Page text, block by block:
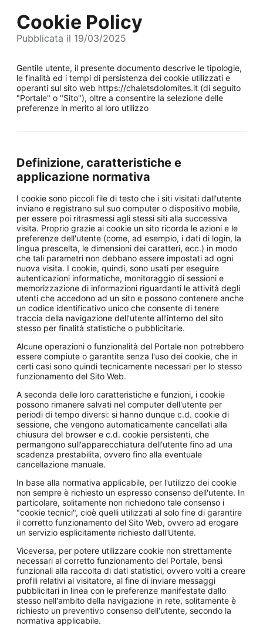
Cookie Policy
Pubblicata il 19/03/2025
Gentile utente, il presente documento descrive le tipologie,
le finalità ed i tempi di persistenza dei cookie utilizzati e
operanti sul sito web https://chaletsdolomites.it (di seguito
"Portale" o "Sito"), oltre a consentire la selezione delle
preferenze in merito al loro utilizzo
Definizione, caratteristiche e
applicazione normativa
I cookie sono piccoli file di testo che i siti visitati dall'utente
inviano e registrano sul suo computer o dispositivo mobile,
per essere poi ritrasmessi agli stessi siti alla successiva
visita. Proprio grazie ai cookie un sito ricorda le azioni e le
preferenze dell'utente (come, ad esempio, i dati di login, la
lingua prescelta, le dimensioni dei caratteri, ecc.) in modo
che tali parametri non debbano essere impostati ad ogni
nuova visita. I cookie, quindi, sono usati per eseguire
autenticazioni informatiche, monitoraggio di sessioni e
memorizzazione di informazioni riguardanti le attività degli
utenti che accedono ad un sito e possono contenere anche
un codice identificativo unico che consente di tenere
traccia della navigazione dell'utente all'interno del sito
stesso per finalità statistiche o pubblicitarie.
Alcune operazioni o funzionalità del Portale non potrebbero
essere compiute o garantite senza l'uso dei cookie, che in
certi casi sono quindi tecnicamente necessari per lo stesso
funzionamento del Sito Web.
A seconda delle loro caratteristiche e funzioni, i cookie
possono rimanere salvati nel computer dell'utente per
periodi di tempo diversi: si hanno dunque c.d. cookie di
sessione, che vengono automaticamente cancellati alla
chiusura del browser e c.d. cookie persistenti, che
permangono sull'apparecchiatura dell'utente fino ad una
scadenza prestabilita, ovvero fino alla eventuale
cancellazione manuale.
In base alla normativa applicabile, per l'utilizzo dei cookie
non sempre è richiesto un espresso consenso dell'utente. In
particolare, solitamente non richiedono tale consenso i
"cookie tecnici", cioè quelli utilizzati al solo fine di garantire
il corretto funzionamento del Sito Web, ovvero ad erogare
un servizio esplicitamente richiesto dall'Utente.
Viceversa, per potere utilizzare cookie non strettamente
necessari al corretto funzionamento del Portale, bensì
funzionali alla raccolta di dati statistici, ovvero volti a creare
profili relativi al visitatore, al fine di inviare messaggi
pubblicitari in linea con le preferenze manifestate dallo
stesso nell'ambito della navigazione in rete, solitamente è
richiesto un preventivo consenso dell'utente, secondo la
normativa applicabile.